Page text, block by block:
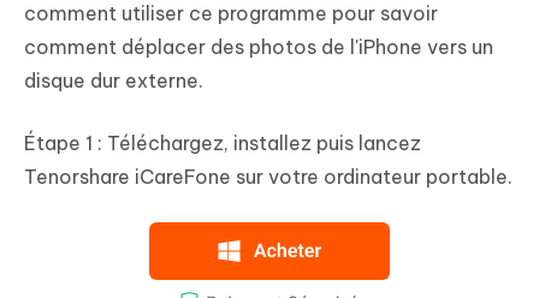
comment utiliser ce programme pour savoir
comment déplacer des photos de l'iPhone vers un
disque dur externe.
Étape 1 : Téléchargez, installez puis lancez
Tenorshare iCareFone sur votre ordinateur portable.